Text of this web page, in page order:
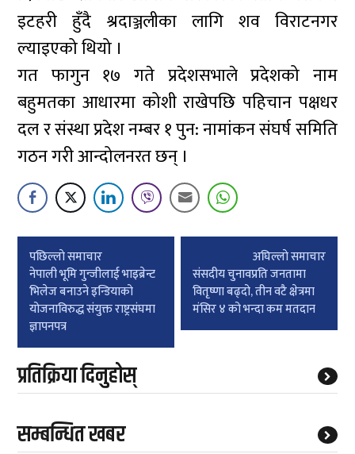
इटहरी हुँदै श्रदाञ्जलीका लागि शव विराटनगर
ल्याइएको थियो ।
गत फागुन १७ गते प्रदेशसभाले प्रदेशको नाम
बहुमतका आधारमा कोशी राखेपछि पहिचान पक्षधर
दल र संस्था प्रदेश नम्बर १ पुन: नामांकन संघर्ष समिति
गठन गरी आन्दोलनरत छन् ।
Post
navigation
पछिल्लाे समाचार
नेपाली भूमि गुन्जीलाई भाइब्रेन्ट
भिलेज बनाउने इन्डियाको
योजनाविरुद्ध संयुक्त राष्ट्रसंघमा
ज्ञापनपत्र
अघिल्लाे समाचार
संसदीय चुनावप्रति जनतामा
वितृष्णा बढ्दो, तीन वटै क्षेत्रमा
मंसिर ४ को भन्दा कम मतदान
प्रतिक्रिया दिनुहोस्
सम्बन्धित खबर